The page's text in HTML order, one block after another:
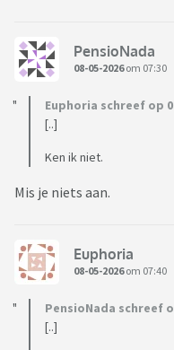
PensioNada
08-05-2026om 07:30
Euphoria schreef op
[..]
Ken ik niet.
Mis je niets aan.
Euphoria
08-05-2026om 07:40
PensioNada schreef
[..]